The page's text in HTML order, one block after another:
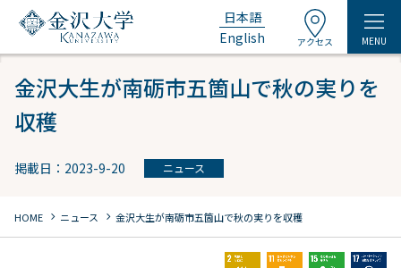
日本語
English
アクセス MENU
金沢大生が南砺市五箇山で秋の実りを
収穫
掲載日：2023-9-20 ニュース
HOME chevron_right ニュース chevron_right 金沢大生が南砺市五箇山で秋の実りを収穫